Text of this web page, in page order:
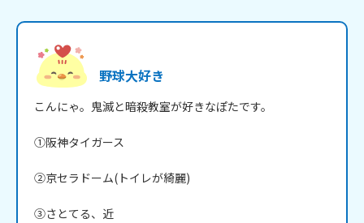
野球大好き
こんにゃ。鬼滅と暗殺教室が好きなぽたです。
①阪神タイガース
②京セラドーム(トイレが綺麗)
③さとてる、近